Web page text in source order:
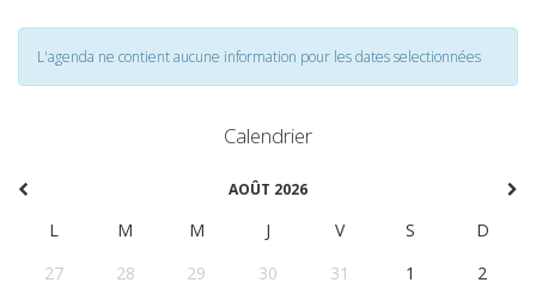
L'agenda ne contient aucune information pour les dates selectionnées
Calendrier
AOÛT 2026
L M M J V S
D
27
28 29 30 31 1
2